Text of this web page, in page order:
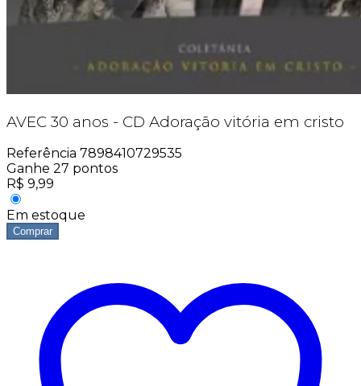
AVEC 30 anos - CD Adoração vitória em cristo
Referência 7898410729535
Ganhe 27 pontos
R$ 9,99
Em estoque
Comprar